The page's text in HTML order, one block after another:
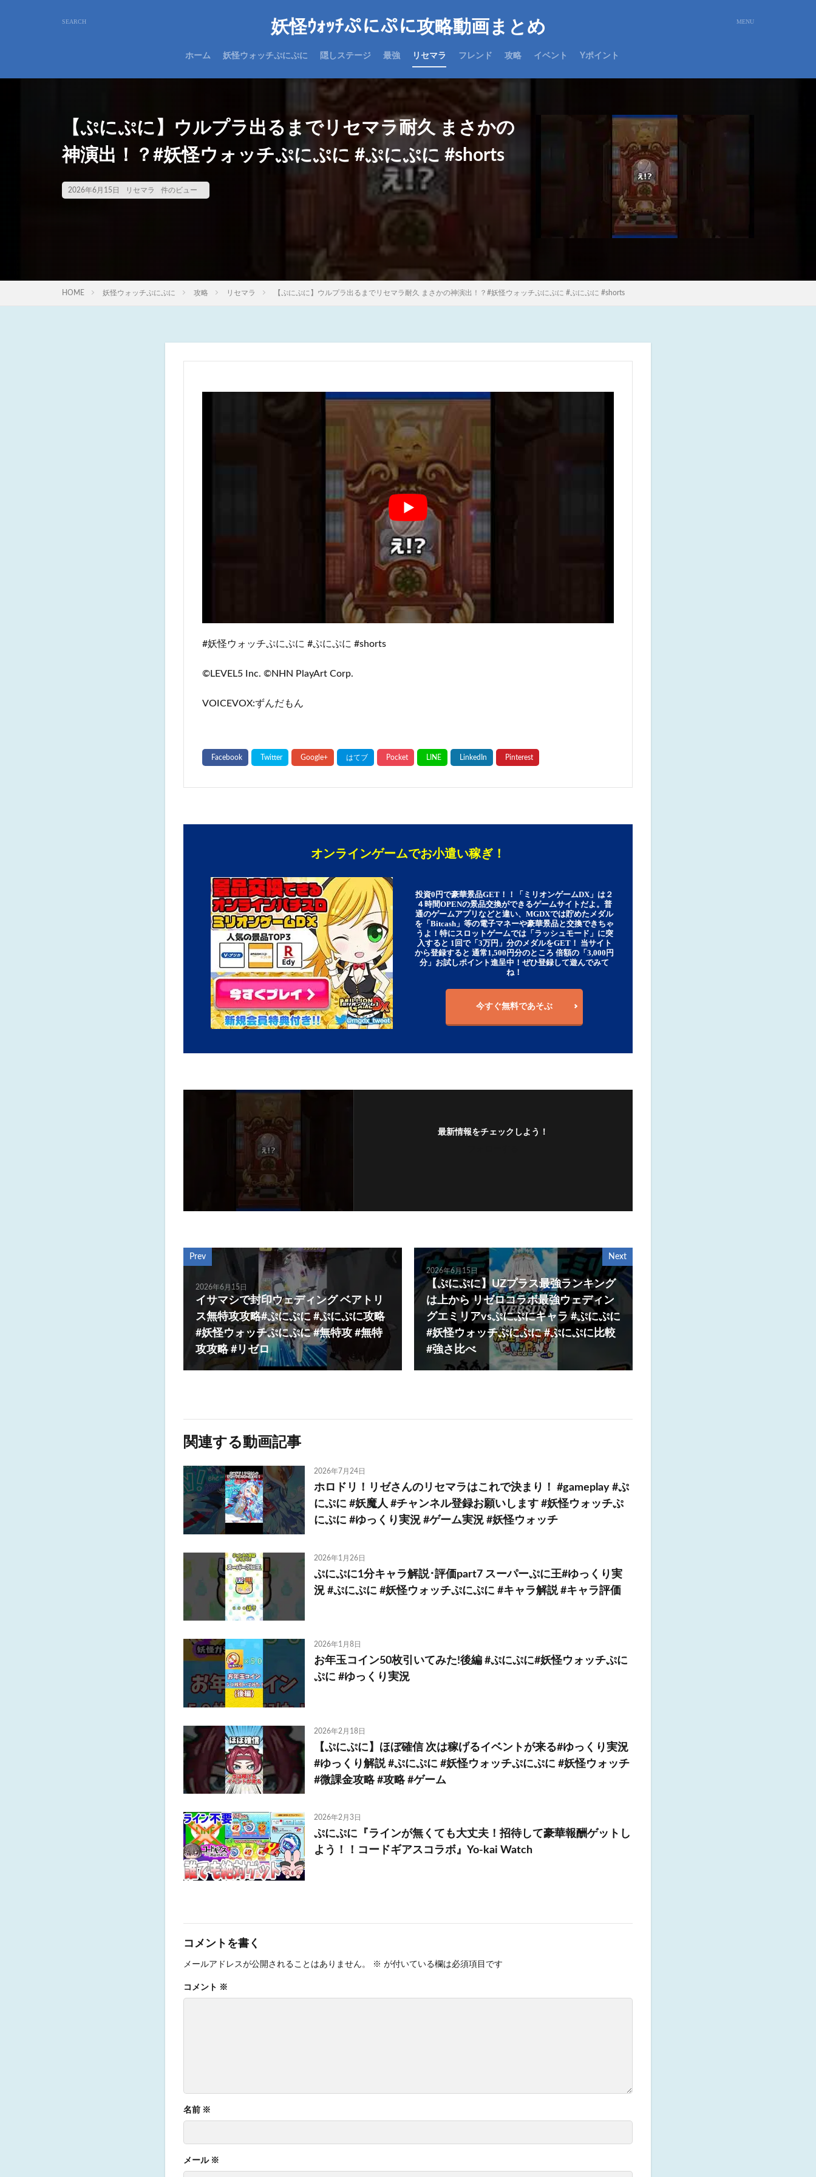
妖怪ｳｫｯﾁぷにぷに攻略動画まとめ
ホーム 妖怪ウォッチぷにぷに 隠しステージ 最強 リセマラ フレンド 攻略 イベント Yポイント
【ぷにぷに】ウルプラ出るまでリセマラ耐久 まさかの
神演出！？#妖怪ウォッチぷにぷに #ぷにぷに #shorts
2026年6月15日 リセマラ 件のビュー
HOME 妖怪ウォッチぷにぷに 攻略 リセマラ 【ぷにぷに】ウルプラ出るまでリセマラ耐久 まさかの神演出！？#妖怪ウォッチぷにぷに #ぷにぷに #shorts
#妖怪ウォッチぷにぷに #ぷにぷに #shorts
©LEVEL5 Inc. ©NHN PlayArt Corp.
VOICEVOX:ずんだもん
オンラインゲームでお小遣い稼ぎ！
投資0円で豪華景品GET！！「ミリオンゲームDX」は２
４時間OPENの景品交換ができるゲームサイトだよ。普
通のゲームアプリなどと違い、MGDXでは貯めたメダル
を「Bitcash」等の電子マネーや豪華景品と交換できちゃ
うよ！特にスロットゲームでは「ラッシュモード」に突
入すると 1回で「3万円」分のメダルをGET！ 当サイト
から登録すると 通常1,500円分のところ 倍額の「3,000円
分」お試しポイント進呈中！ぜひ登録して遊んでみて
ね！
今すぐ無料であそぶ
最新情報をチェックしよう！
Prev
2026年6月15日
イサマシで封印ウェディング ベアトリ
ス無特攻攻略#ぷにぷに #ぷにぷに攻略
#妖怪ウォッチぷにぷに #無特攻 #無特
攻攻略 #リゼロ
Next
2026年6月15日
【ぷにぷに】UZプラス最強ランキング
は上から リゼロコラボ最強ウェディン
グエミリアvsぷにぷにキャラ #ぷにぷに
#妖怪ウォッチぷにぷに #ぷにぷに比較
#強さ比べ
関連する動画記事
2026年7月24日
ホロドリ！リゼさんのリセマラはこれで決まり！ #gameplay #ぷ
にぷに #妖魔人 #チャンネル登録お願いします #妖怪ウォッチぷ
にぷに #ゆっくり実況 #ゲーム実況 #妖怪ウォッチ
2026年1月26日
ぷにぷに1分キャラ解説･評価part7 スーパーぷに王#ゆっくり実
況 #ぷにぷに #妖怪ウォッチぷにぷに #キャラ解説 #キャラ評価
2026年1月8日
お年玉コイン50枚引いてみた!後編 #ぷにぷに#妖怪ウォッチぷに
ぷに #ゆっくり実況
2026年2月18日
【ぷにぷに】ほぼ確信 次は稼げるイベントが来る#ゆっくり実況
#ゆっくり解説 #ぷにぷに #妖怪ウォッチぷにぷに #妖怪ウォッチ
#微課金攻略 #攻略 #ゲーム
2026年2月3日
ぷにぷに『ラインが無くても大丈夫！招待して豪華報酬ゲットし
よう！！コードギアスコラボ』Yo-kai Watch
コメントを書く
メールアドレスが公開されることはありません。 ※ が付いている欄は必須項目です
コメント ※
名前 ※
メール ※